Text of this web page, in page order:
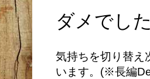
ダメでした
気持ちを切り替え
います。(※長編